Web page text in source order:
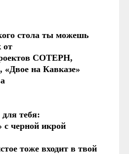
стола ты можешь
от
СОТЕРН,
«Двое на Кавказе»
тебя:
с черной икрой
тоже входит в твой